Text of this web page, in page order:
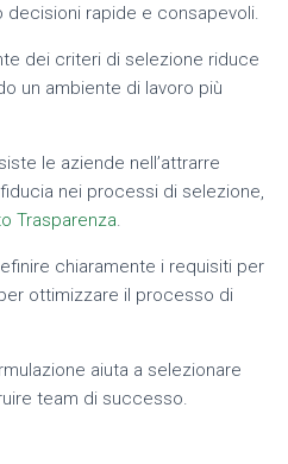
decisioni rapide e consapevoli.
dei criteri di selezione riduce
un ambiente di lavoro più
le aziende nell’attrarre
nei processi di selezione,
Trasparenza.
chiaramente i requisiti per
ottimizzare il processo di
aiuta a selezionare
team di successo.